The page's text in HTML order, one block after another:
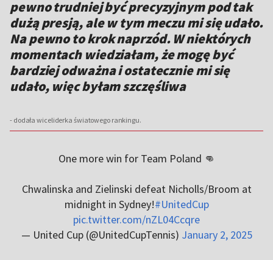
pewno trudniej być precyzyjnym pod tak
dużą presją, ale w tym meczu mi się udało.
Na pewno to krok naprzód. W niektórych
momentach wiedziałam, że mogę być
bardziej odważna i ostatecznie mi się
udało, więc byłam szczęśliwa
- dodała wiceliderka światowego rankingu.
One more win for Team Poland 👊
Chwalinska and Zielinski defeat Nicholls/Broom at
midnight in Sydney!#UnitedCup
pic.twitter.com/nZL04Ccqre
— United Cup (@UnitedCupTennis) January 2, 2025